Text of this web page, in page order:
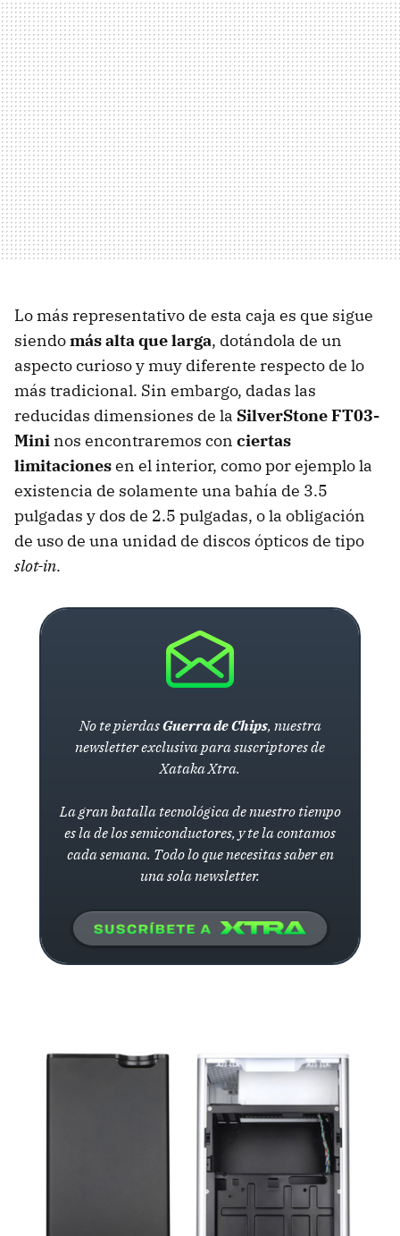
Lo más representativo de esta caja es que sigue
siendomás alta que larga, dotándola de un
aspecto curioso y muy diferente respecto de lo
más tradicional. Sin embargo, dadas las
reducidas dimensiones de la SilverStone FT03-
Mini nos encontraremos con ciertas
limitacionesen el interior, como por ejemplo la
existencia de solamente una bahía de 3.5
pulgadas y dos de 2.5 pulgadas, o la obligación
de uso de una unidad de discos ópticos de tipo
slot-in.
No te pierdasGuerra de Chips, nuestra
newsletter exclusiva para suscriptores de
Xataka Xtra.
La gran batalla tecnológica de nuestro tiempo
es la de los semiconductores, y te la contamos
cada semana. Todo lo que necesitas saber en
una sola newsletter.